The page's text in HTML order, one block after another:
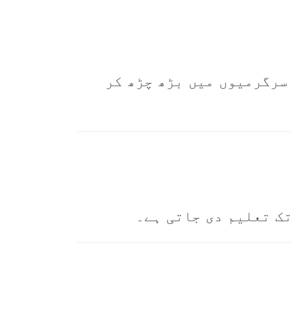
میں بڑھ چڑھ کر
تعلیم دی جاتی ہے۔